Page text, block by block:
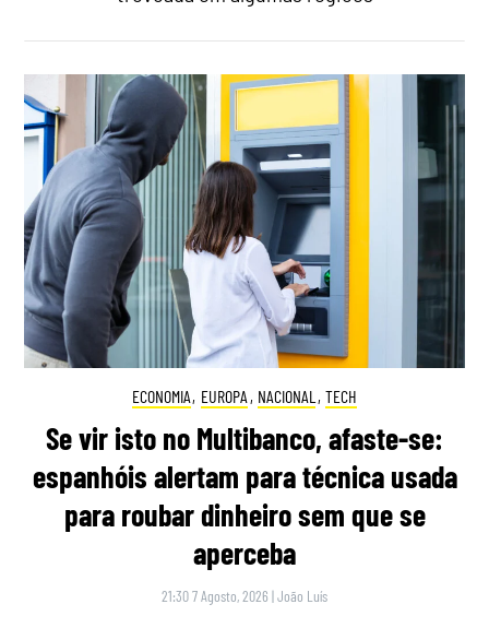
ECONOMIA, EUROPA , NACIONAL , TECH
Se vir isto no Multibanco, afaste-se:
espanhóis alertam para técnica usada
para roubar dinheiro sem que se
aperceba
21:30 7 Agosto, 2026 |João Luís